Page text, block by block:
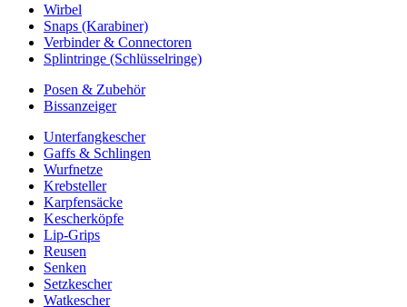
Wirbel
Snaps (Karabiner)
Verbinder & Connectoren
Splintringe (Schlüsselringe)
Posen & Zubehör
Bissanzeiger
Unterfangkescher
Gaffs & Schlingen
Wurfnetze
Krebsteller
Karpfensäcke
Kescherköpfe
Lip-Grips
Reusen
Senken
Setzkescher
Watkescher